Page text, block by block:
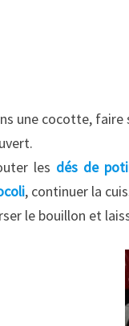
une cocotte, faire
les dés de
, continuer la
le bouillon et